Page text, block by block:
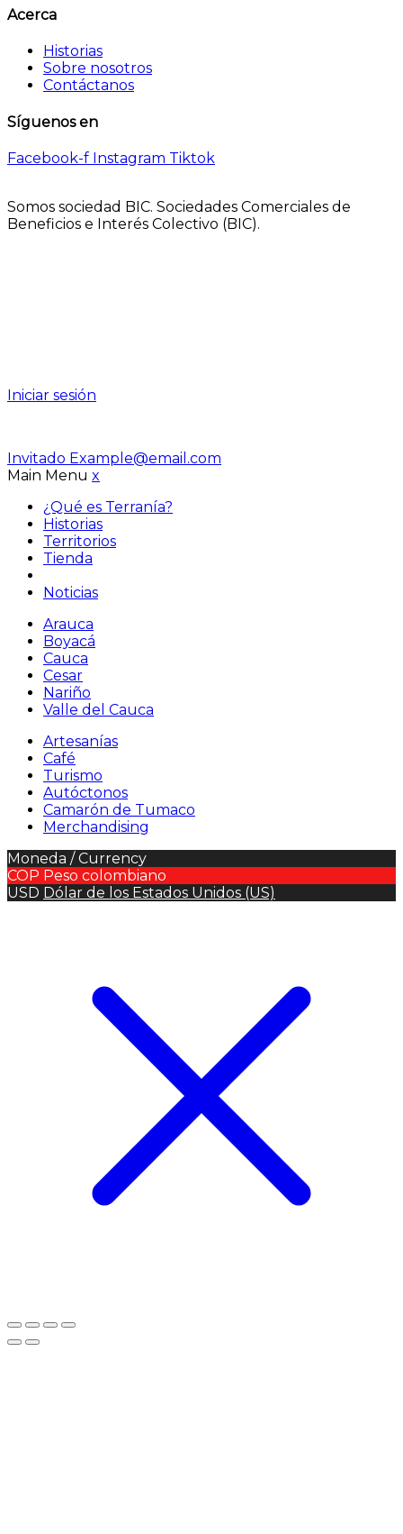
Acerca
Historias
Sobre nosotros
Contáctanos
Síguenos en
Facebook-f Instagram Tiktok
Somos sociedad BIC. Sociedades Comerciales de
Beneficios e Interés Colectivo (BIC).
Iniciar sesión
Invitado Example@email.com
Main Menu x
¿Qué es Terranía?
Historias
Territorios
Tienda
Noticias
Arauca
Boyacá
Cauca
Cesar
Nariño
Valle del Cauca
Artesanías
Café
Turismo
Autóctonos
Camarón de Tumaco
Merchandising
Moneda / Currency
COP Peso colombiano
USD Dólar de los Estados Unidos (US)